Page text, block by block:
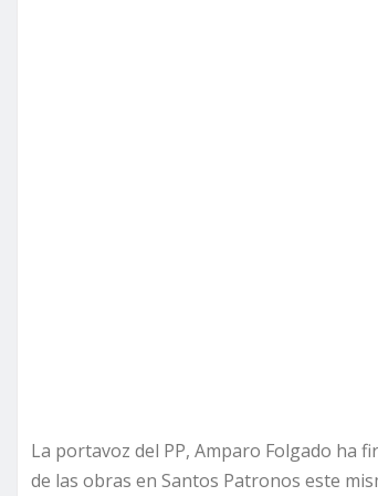
La portavoz del PP, Amparo Folgado ha
de las obras en Santos Patronos este